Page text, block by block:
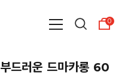
0
부드러운 드마카롱 60